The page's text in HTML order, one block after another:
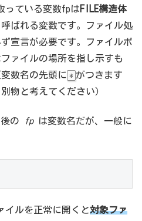
っている変数fpはFILE構造体
呼ばれる変数です。ファイル処
宣言が必要です。ファイルポ
ァイルの場所を指し示すも
数名の先頭に * がつきます
物と考えてください）
の fpは変数名だが、一般に
イルを正常に開くと対象ファ